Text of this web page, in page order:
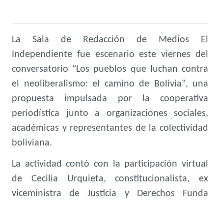
La Sala de Redacción de Medios El
Independiente fue escenario este viernes del
conversatorio "Los pueblos que luchan contra
el neoliberalismo: el camino de Bolivia", una
propuesta impulsada por la cooperativa
periodística junto a organizaciones sociales,
académicas y representantes de la colectividad
boliviana.
La actividad contó con la participación virtual
de Cecilia Urquieta, constitucionalista, ex
viceministra de Justicia y Derechos Funda